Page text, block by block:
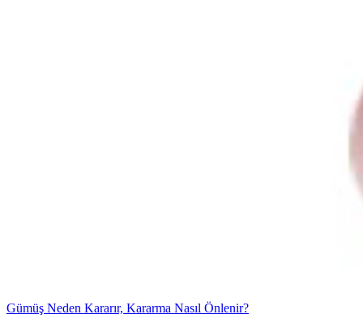
Gümüş Neden Kararır, Kararma Nasıl Önlenir?